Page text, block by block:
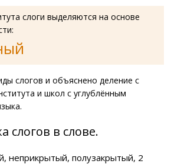
слоги выделяются на основе
слогов и объяснено деление с
и школ с углублённым
слогов в слове.
неприкрытый, полузакрытый, 2